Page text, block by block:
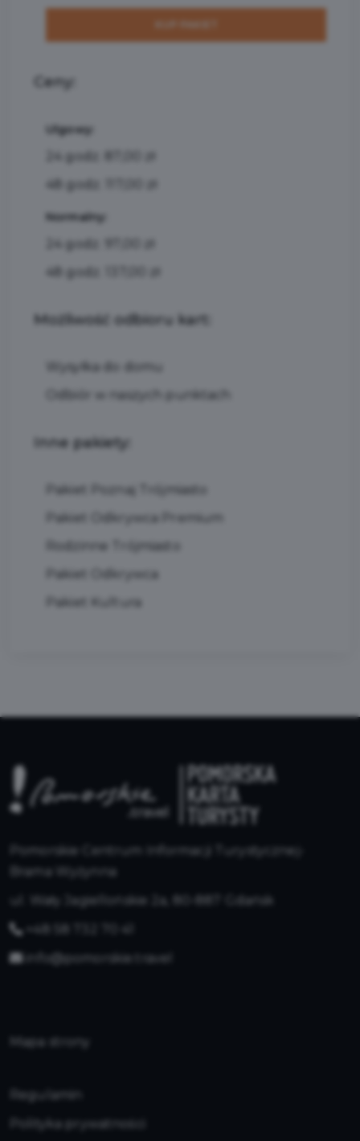
Ceny:
Ulgowy:
24 godz. 87,00 zł
48 godz. 117,00 zł
Normalny:
24 godz. 97,00 zł
48 godz. 137,00 zł
Możliwość odbioru kart:
Wysyłka do domu
Odbiór w naszych punktach
Inne pakiety:
Pakiet Poznaj Trójmiasto
Pakiet Odkrywca Premium
Rodzinne Trójmiasto
Pakiet Odkrywca
Pakiet Kultura
Pomorskie Centrum Informacji Turystycznej-
Brama Wyżynna
ul. Wały Jagiellońskie 2a, 80-887 Gdańsk
+48 58 732 70 41
info@pomorskie.travel
Mapa strony
Regulamin
Polityka prywatności